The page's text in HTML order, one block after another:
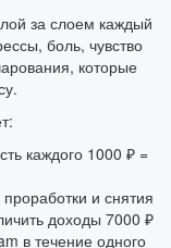
за слоем каждый
боль, чувство
которые
каждого 1000 ₽ =
и снятия
доходы 7000 ₽
в течение одного